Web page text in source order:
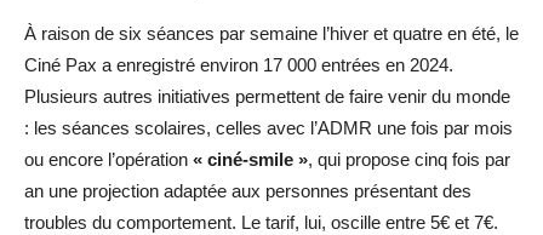
À raison de six séances par semaine l’hiver et quatre en été, le
Ciné Pax a enregistré environ 17 000 entrées en 2024.
Plusieurs autres initiatives permettent de faire venir du monde
: les séances scolaires, celles avec l’ADMR une fois par mois
ou encore l’opération « ciné-smile », qui propose cinq fois par
an une projection adaptée aux personnes présentant des
troubles du comportement. Le tarif, lui, oscille entre 5€ et 7€.